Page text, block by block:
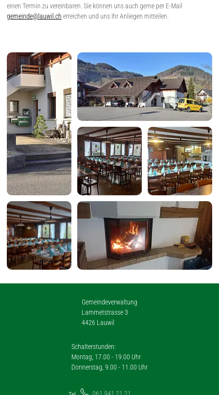
einen Termin zu vereinbaren. Sie können uns auch gerne per E-Mail
gemeinde@lauwil.ch erreichen und uns Ihr Anliegen mitteilen.
Gemeindeverwaltung
Lammetstrasse 3
4426 Lauwil
Schalterstunden:
Montag, 17.00 - 19.00 Uhr
Donnerstag, 9.00 - 11.00 Uhr
061 941 21 21